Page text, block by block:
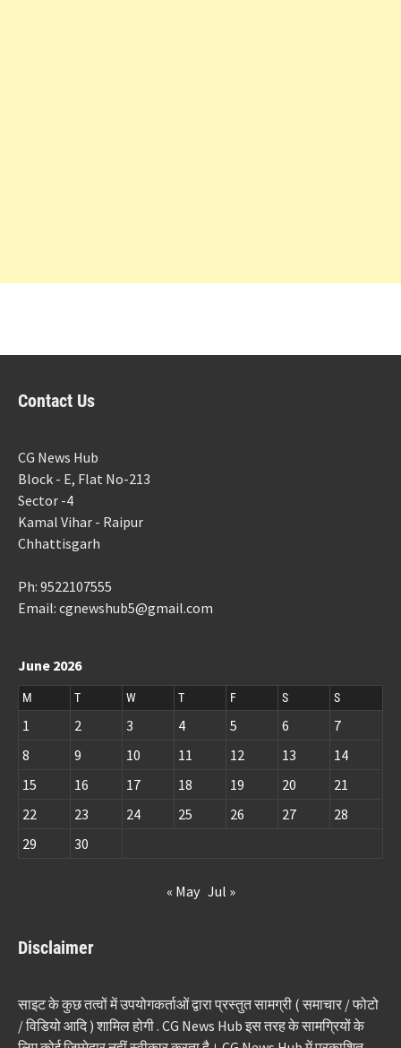
Contact Us
CG News Hub
Block - E, Flat No-213
Sector -4
Kamal Vihar - Raipur
Chhattisgarh
Ph: 9522107555
Email: cgnewshub5@gmail.com
June 2026
M T W T F S S
1 2 3 4 5 6
7
8
9 10 11 12 13
14
15
16 17 18 19 20
21
22
23 24 25 26 27
28
29
30
« May Jul »
Disclaimer
साइट के कुछ तत्वों में उपयोगकर्ताओं द्वारा प्रस्तुत सामग्री ( समाचार / फोटो
/ विडियो आदि ) शामिल होगी . CG News Hub इस तरह के सामग्रियों के